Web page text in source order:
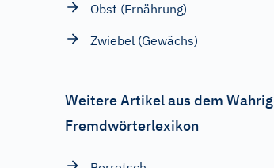
Obst (Ernährung)
Zwiebel (Gewächs)
Weitere Artikel aus dem Wahrig
Fremdwörterlexikon